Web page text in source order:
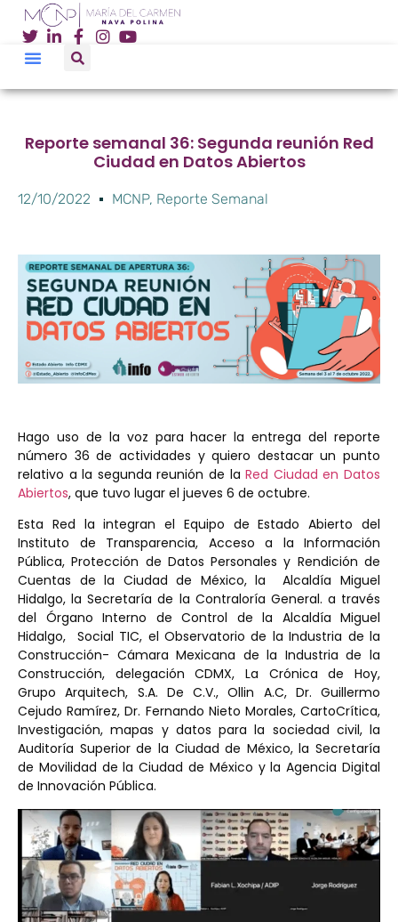
Reporte semanal 36: Segunda reunión Red
Ciudad en Datos Abiertos
12/10/2022 MCNP, Reporte Semanal
Hago uso de la voz para hacer la entrega del reporte
número 36 de actividades y quiero destacar un punto
relativo a la segunda reunión de laRed Ciudad en Datos
Abiertos, que tuvo lugar el jueves 6 de octubre.
Esta Red la integran el Equipo de Estado Abierto del
Instituto de Transparencia, Acceso a la Información
Pública, Protección de Datos Personales y Rendición de
Cuentas de la Ciudad de México, la Alcaldía Miguel
Hidalgo, la Secretaría de la Contraloría General. a través
del Órgano Interno de Control de la Alcaldía Miguel
Hidalgo, Social TIC, el Observatorio de la Industria de la
Construcción- Cámara Mexicana de la Industria de la
Construcción, delegación CDMX, La Crónica de Hoy,
Grupo Arquitech, S.A. De C.V., Ollin A.C, Dr. Guillermo
Cejudo Ramírez, Dr. Fernando Nieto Morales, CartoCrítica,
Investigación, mapas y datos para la sociedad civil, la
Auditoría Superior de la Ciudad de México, la Secretaría
de Movilidad de la Ciudad de México y la Agencia Digital
de Innovación Pública.